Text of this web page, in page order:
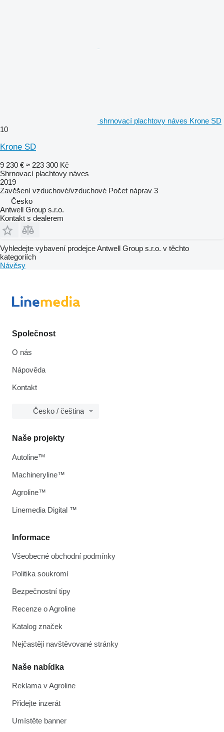
shrnovací plachtovy náves Krone SD
10
Krone SD
9 230 € ≈ 223 300 Kč
Shrnovací plachtovy náves
2019
Zavěšení vzduchové/vzduchové Počet náprav 3
Česko
Antwell Group s.r.o.
Kontakt s dealerem
Vyhledejte vybavení prodejce Antwell Group s.r.o. v těchto
kategoriích
Návěsy
Společnost
O nás
Nápověda
Kontakt
Česko / čeština
Informace
Všeobecné obchodní podmínky
Politika soukromí
Bezpečnostní tipy
Recenze o Agroline
Katalog značek
Nejčastěji navštěvované stránky
Naše nabídka
Reklama v Agroline
Přidejte inzerát
Umístěte banner
Naše projekty
Autoline™
Machineryline™
Agroline™
Linemedia Digital ™